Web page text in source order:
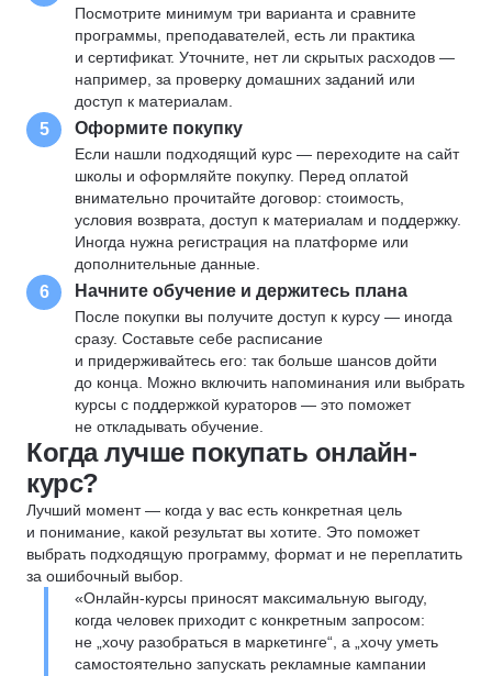
Посмотрите минимум три варианта и сравните
программы, преподавателей, есть ли практика
и сертификат. Уточните, нет ли скрытых расходов —
например, за проверку домашних заданий или
доступ к материалам.
5 Оформите покупку
Если нашли подходящий курс — переходите на сайт
школы и оформляйте покупку. Перед оплатой
внимательно прочитайте договор: стоимость,
условия возврата, доступ к материалам и поддержку.
Иногда нужна регистрация на платформе или
дополнительные данные.
6 Начните обучение и держитесь плана
После покупки вы получите доступ к курсу — иногда
сразу. Составьте себе расписание
и придерживайтесь его: так больше шансов дойти
до конца. Можно включить напоминания или выбрать
курсы с поддержкой кураторов — это поможет
не откладывать обучение.
Когда лучше покупать онлайн-
курс?
Лучший момент — когда у вас есть конкретная цель
и понимание, какой результат вы хотите. Это поможет
выбрать подходящую программу, формат и не переплатить
за ошибочный выбор.
«Онлайн-курсы приносят максимальную выгоду,
когда человек приходит с конкретным запросом:
не „хочу разобраться в маркетинге“, а „хочу уметь
самостоятельно запускать рекламные кампании